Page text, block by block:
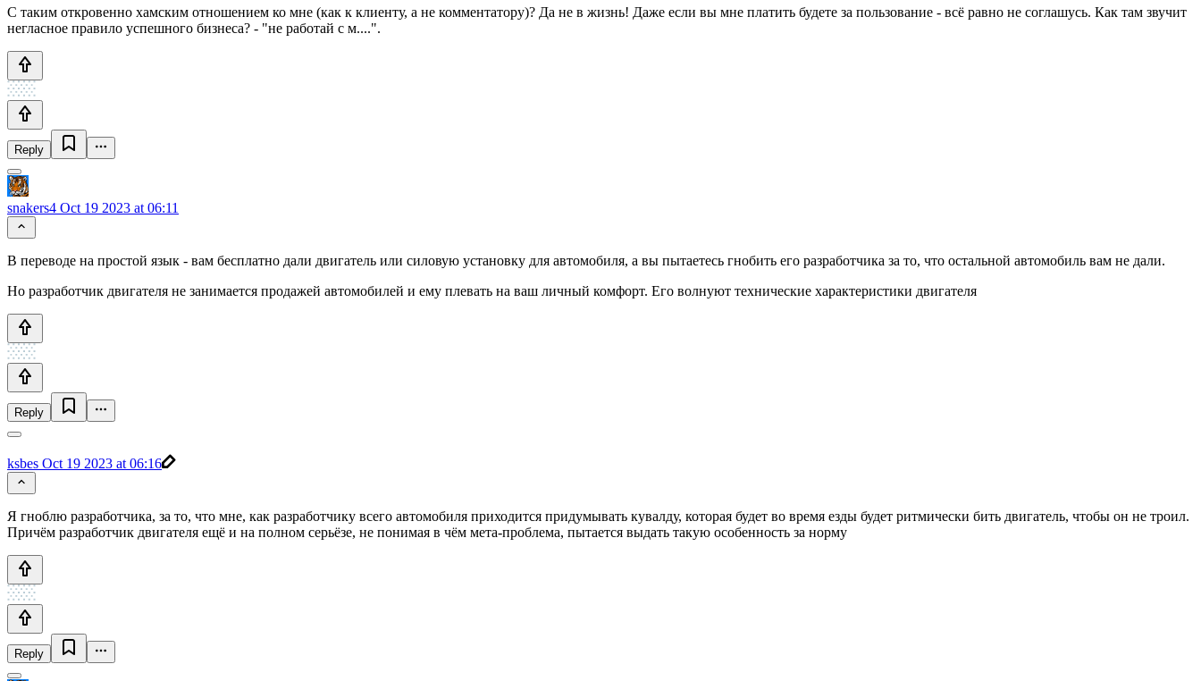
С таким откровенно хамским отношением ко мне (как к клиенту, а не комментатору)? Да не в жизнь! Даже если вы мне платить будете за пользование - всё равно не соглашусь. Как там звучит
негласное правило успешного бизнеса? - "не работай с м....".
Reply
snakers4 Oct 19 2023 at 06:11
В переводе на простой язык - вам бесплатно дали двигатель или силовую установку для автомобиля, а вы пытаетесь гнобить его разработчика за то, что остальной автомобиль вам не дали.
Но разработчик двигателя не занимается продажей автомобилей и ему плевать на ваш личный комфорт. Его волнуют технические характеристики двигателя
Reply
ksbes Oct 19 2023 at 06:16
Я гноблю разработчика, за то, что мне, как разработчику всего автомобиля приходится придумывать кувалду, которая будет во время езды будет ритмически бить двигатель, чтобы он не троил.
Причём разработчик двигателя ещё и на полном серьёзе, не понимая в чём мета-проблема, пытается выдать такую особенность за норму
Reply